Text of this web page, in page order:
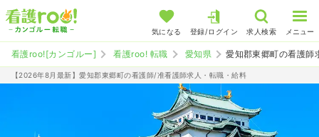
気になる 登録/ログイン 求人検索 メニュー
看護roo![カンゴルー] 看護roo! 転職 愛知県 愛知郡東郷町の看護師
【2026年8月最新】愛知郡東郷町の看護師/准看護師求人・転職・給料